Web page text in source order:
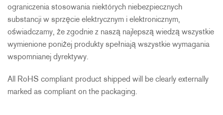
ograniczenia stosowania niektórych niebezpiecznych
substancji w sprzęcie elektrycznym i elektronicznym,
oświadczamy, że zgodnie z naszą najlepszą wiedzą wszystkie
wymienione poniżej produkty spełniają wszystkie wymagania
wspomnianej dyrektywy.
All RoHS compliant product shipped will be clearly externally
marked as compliant on the packaging.